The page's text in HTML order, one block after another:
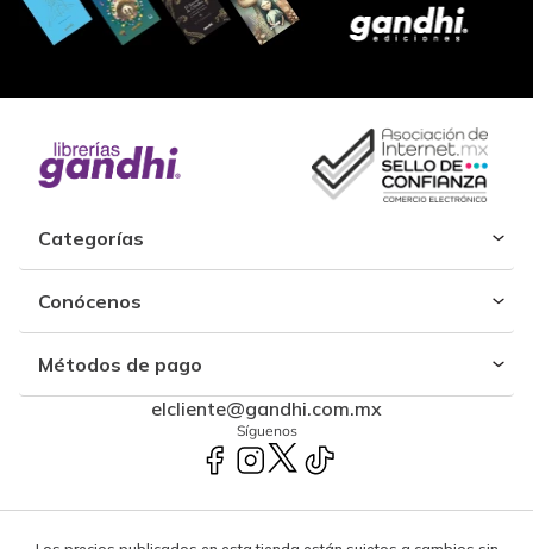
Categorías
Conócenos
Métodos de pago
elcliente@gandhi.com.mx
Síguenos